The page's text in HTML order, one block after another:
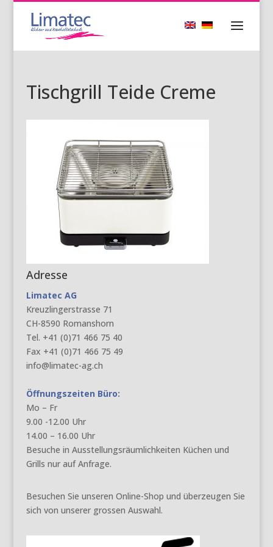
Tischgrill Teide Creme
Adresse
Limatec AG
Kreuzlingerstrasse 71
CH-8590 Romanshorn
Tel. +41 (0)71 466 75 40
Fax +41 (0)71 466 75 49
info@limatec-ag.ch
Öffnungszeiten Büro:
Mo – Fr
9.00 -12.00 Uhr
14.00 – 16.00 Uhr
Besuche in Ausstellungsräumlichkeiten Küchen und
Grills nur auf Anfrage.
Besuchen Sie unseren Online-Shop und überzeugen Sie
sich von unserer grossen Auswahl.